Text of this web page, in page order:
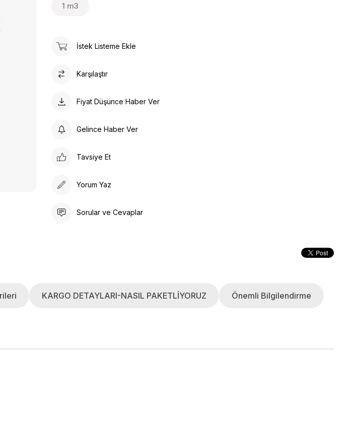
1 m3
İstek Listeme Ekle
Karşılaştır
Fiyat Düşünce Haber Ver
Gelince Haber Ver
Tavsiye Et
Yorum Yaz
Sorular ve Cevaplar
KARGO DETAYLARI-NASIL PAKETLİYORUZ Önemli Bilgilendirme